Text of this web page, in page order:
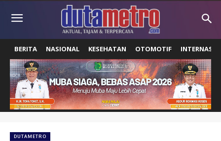
BERITA NASIONAL KESEHATAN OTOMOTIF
DUTAMETRO